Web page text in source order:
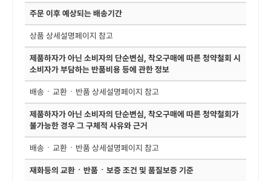
주문 이후 예상되는 배송기간
상품 상세설명페이지 참고
제품하자가 아닌 소비자의 단순변심, 착오구매에 따른 청약철회 시
소비자가 부담하는 반품비용 등에 관한 정보
배송ㆍ교환ㆍ반품 상세설명페이지 참고
제품하자가 아닌 소비자의 단순변심, 착오구매에 따른 청약철회가
불가능한 경우 그 구체적 사유와 근거
배송ㆍ교환ㆍ반품 상세설명페이지 참고
재화등의 교환ㆍ반품ㆍ보증 조건 및 품질보증 기준